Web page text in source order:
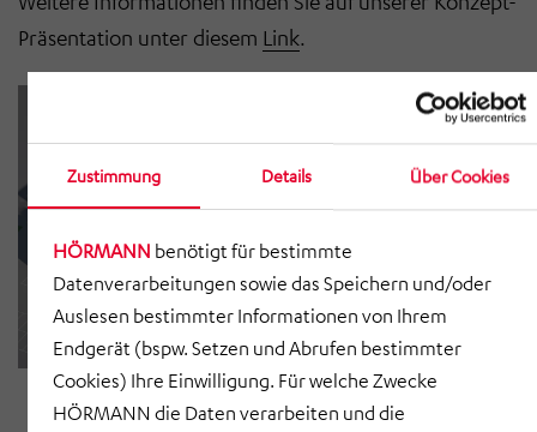
Zustimmung Details Über Cookies
HÖRMANN benötigt für bestimmte
Datenverarbeitungen sowie das Speichern und/oder
Auslesen bestimmter Informationen von Ihrem
Endgerät (bspw. Setzen und Abrufen bestimmter
Cookies) Ihre Einwilligung. Für welche Zwecke
HÖRMANN die Daten verarbeiten und die
Präsentation unter diesem Link.